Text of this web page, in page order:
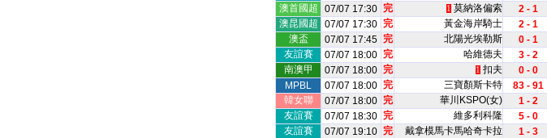
澳首國超
07/07 17:30 完 1 莫納洛偏索 2 - 1
澳昆國超
07/07 17:30 完 黃金海岸騎士 2 - 1
澳盃
07/07 17:45 完 北陽光埃勒斯 0 - 1
友誼賽
07/07 18:00 完 哈維德夫 3 - 2
南澳甲
07/07 18:00 完 1 扣夫 0 - 0
MPBL
07/07 18:00 完 三寶顏斯卡特 83 - 91
韓女聯
07/07 18:00 完 華川KSPO(女) 1 - 2
友誼賽
07/07 18:30 完 維多利科隆 5 - 0
友誼賽
07/07 19:10 完 戴拿模馬卡馬哈奇卡拉 1 - 3